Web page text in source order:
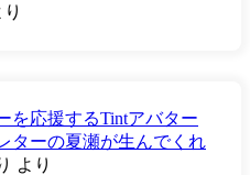
り
を応援するTintアバター
ターの夏瀬が生んでくれ
より